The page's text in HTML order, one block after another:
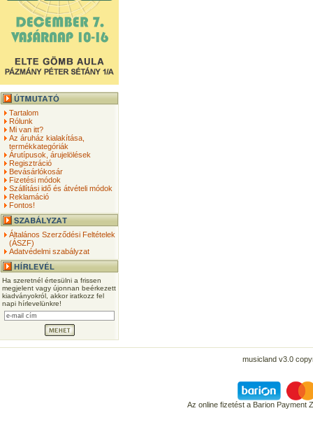
Tartalom
Rólunk
Mi van itt?
Az áruház kialakítása,
termékkategóriák
Árutípusok, árujelölések
Regisztráció
Bevásárlókosár
Fizetési módok
Szállítási idő és átvételi módok
Reklamáció
Fontos!
Általános Szerződési Feltételek
(ÁSZF)
Adatvédelmi szabályzat
Ha szeretnél értesülni a frissen
megjelent vagy újonnan beérkezett
kiadványokról, akkor iratkozz fel
napi hírlevelünkre!
musicland v3.0
Az online fizetést a Barion Payment